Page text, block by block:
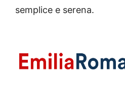
semplice e serena.